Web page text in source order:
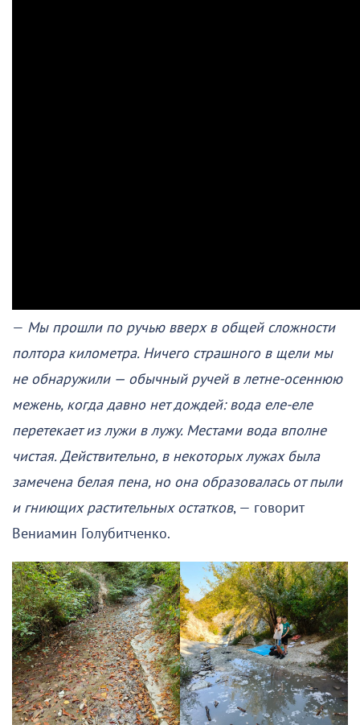
— Мы прошли по ручью вверх в общей сложности
полтора километра. Ничего страшного в щели мы
не обнаружили — обычный ручей в летне-осеннюю
межень, когда давно нет дождей: вода еле-еле
перетекает из лужи в лужу. Местами вода вполне
чистая. Действительно, в некоторых лужах была
замечена белая пена, но она образовалась от пыли
и гниющих растительных остатков, — говорит
Вениамин Голубитченко.